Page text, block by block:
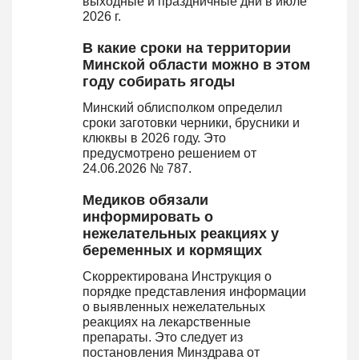
2026 г.
В какие сроки на территории
Минской области можно в этом
году собирать ягоды
Минский облисполком определил
сроки заготовки черники, брусники и
клюквы в 2026 году. Это
предусмотрено решением от
24.06.2026 № 787.
Медиков обязали
информировать о
нежелательных реакциях у
беременных и кормящих
Скорректирована Инструкция о
порядке представления информации
о выявленных нежелательных
реакциях на лекарственные
препараты. Это следует из
постановления Минздрава от